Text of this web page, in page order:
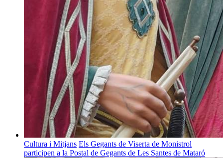
Cultura i Mitjans Els Gegants de Viserta de Monistrol
participen a la Postal de Gegants de Les Santes de Mataró